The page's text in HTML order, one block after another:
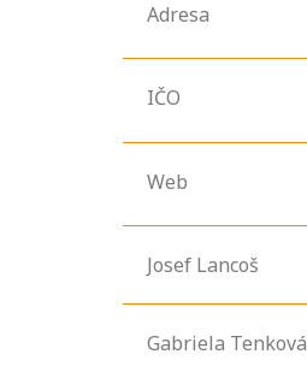
Adresa
IČO
Web
Josef Lancoš
Gabriela Tenková